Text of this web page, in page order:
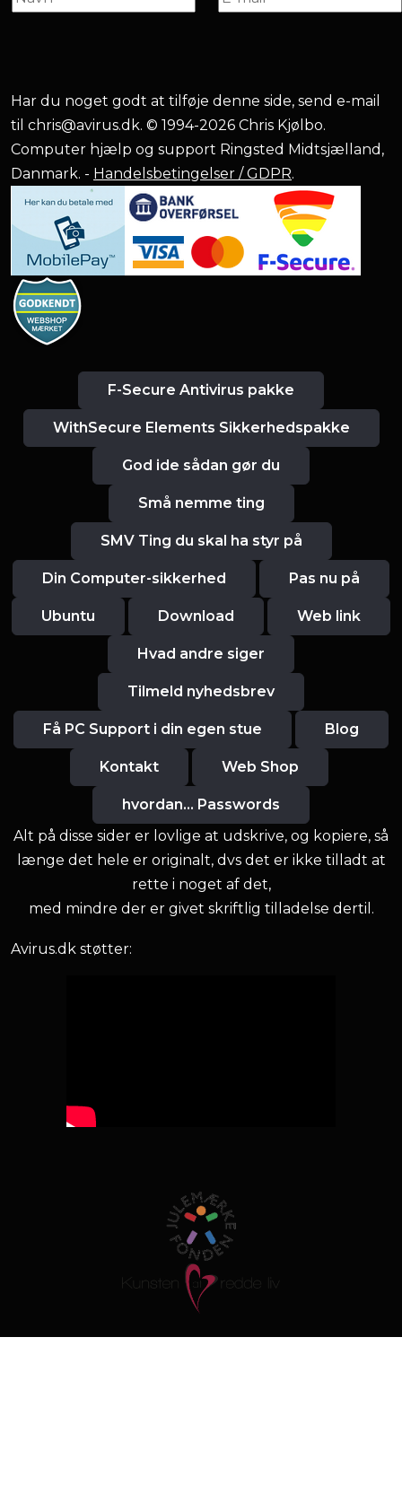
Har du noget godt at tilføje denne side, send e-mail
til chris@avirus.dk. © 1994-2026 Chris Kjølbo.
Computer hjælp og support Ringsted Midtsjælland,
Danmark. - Handelsbetingelser / GDPR.
F-Secure Antivirus pakke
WithSecure Elements Sikkerhedspakke
God ide sådan gør du
Små nemme ting
SMV Ting du skal ha styr på
Din Computer-sikkerhed Pas nu på
Ubuntu Download Web link
Hvad andre siger
Tilmeld nyhedsbrev
Få PC Support i din egen stue Blog
Kontakt Web Shop
hvordan... Passwords
Alt på disse sider er lovlige at udskrive, og kopiere, så
længe det hele er originalt, dvs det er ikke tilladt at
rette i noget af det,
med mindre der er givet skriftlig tilladelse dertil.
Avirus.dk støtter: